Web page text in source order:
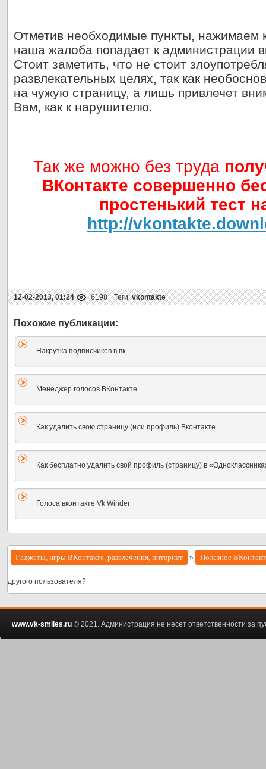
Отметив необходимые пункты, нажимаем
наша жалоба попадает к администрации
Стоит заметить, что не стоит
развлекательных целях, так как
на чужую страницу, а лишь привлечет
Вам, как к нарушителю.
Так же можно без труда
ВКонтакте совершенно
простенький тест
http://
12-02-2013, 01:24 6198 Теги:vkontakte
Накрутка подписчиков в вк
Менеджер голосов ВКонтакте
Как удалить свою страницу (или профиль) Вконтакте
Как бесплатно удалить свой профиль (страницу) в
Голоса вконтакте Vk Winder
Гаджеты, игры ВКонтакте, развлечения, интернет » Полезное
другого пользователя?
www.vk-smiles.ru © 2021. Администрация не несет ответственности за